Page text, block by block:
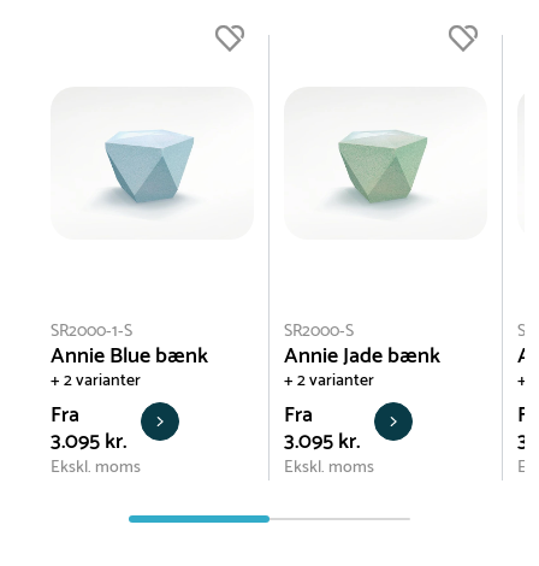
SR2000-1-S
Annie Blue bænk
+ 2 varianter
Fra
3.095 kr.
Ekskl. moms
SR2000-S
Annie Jade bænk
+ 2 varianter
Fra
3.095 kr.
Ekskl. moms
+